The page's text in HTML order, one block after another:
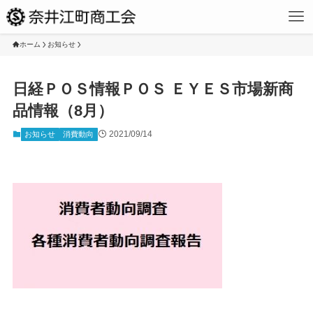
ホーム お知らせ
日経ＰＯＳ情報ＰＯＳ ＥＹＥＳ市場新商
品情報（8月）
お知らせ 消費動向 2021/09/14